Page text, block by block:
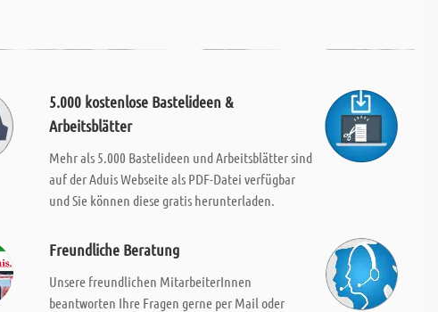
5.000 kostenlose Bastelideen &
Arbeitsblätter
Mehr als 5.000 Bastelideen und Arbeitsblätter sind
auf der Aduis Webseite als PDF-Datei verfügbar
und Sie können diese gratis herunterladen.
Freundliche Beratung
Unsere freundlichen MitarbeiterInnen
beantworten Ihre Fragen gerne per Mail oder